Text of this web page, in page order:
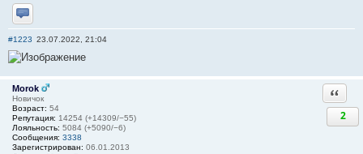
Отправить личное сообщение
#1223 23.07.2022, 21:04
Morok
Новичок
Возраст: 54
Репутация: 14254 (+14309/−55)
Лояльность: 5084 (+5090/−6)
Сообщения: 3338
Зарегистрирован: 06.01.2013
2